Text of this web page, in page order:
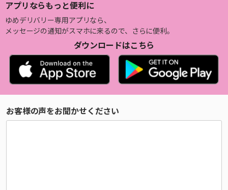
アプリならもっと便利に
ゆめデリバリー専用アプリなら、
メッセージの通知がスマホに来るので、さらに便利。
ダウンロードはこちら
お客様の声をお聞かせください